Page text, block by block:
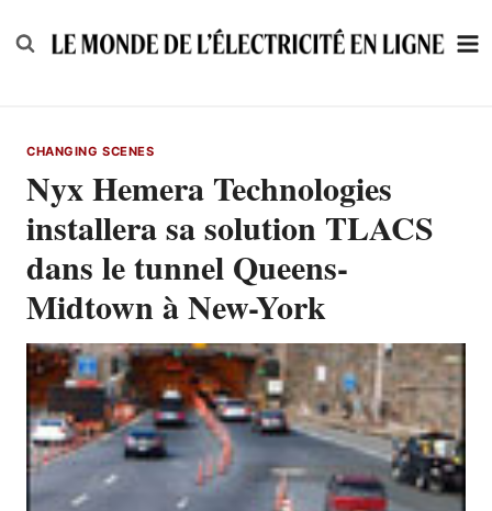
to
CHANGING SCENES
Nyx Hemera Technologies
installera sa solution TLACS
dans le tunnel Queens-
Midtown à New-York